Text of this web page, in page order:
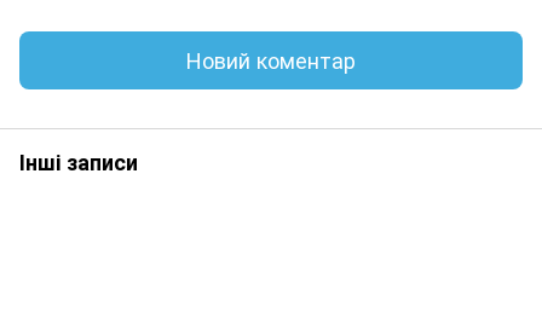
Новий коментар
Інші записи